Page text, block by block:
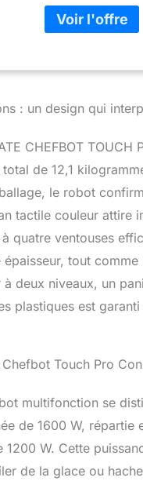
mélange, remue,
au chaud,
glace et cuisine
de hacher de
ingrédients durs
capacité de 1 l.
4L et deux
pouvez
riz ou des pâtes,
sens inverse, les
mélanger de
: un design qui
CHEFBOT
de 12,1
le robot
tactile couleur attire
quatre ventouses
tout
à deux niveaux, un
plastiques est
Touch Pro
multifonction se
de 1600 W,
W. Cette
de la glace ou